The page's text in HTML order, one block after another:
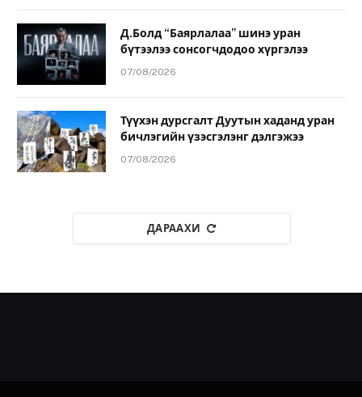
Д.Болд “Баярлалаа” шинэ уран
бүтээлээ сонсогчдодоо хүргэлээ
07/08/2026
Түүхэн дурсгалт Дуутын хаданд уран
бичлэгийн үзэсгэлэнг дэлгэжээ
07/08/2026
ДАРААХИ